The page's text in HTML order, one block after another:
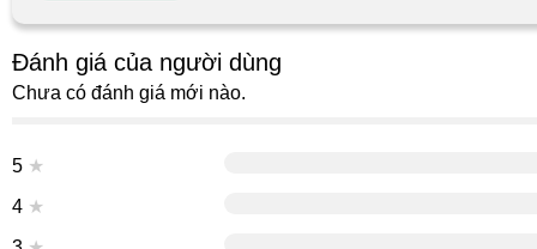
Đánh giá của người dùng
Chưa có đánh giá mới nào.
5 ★
4 ★